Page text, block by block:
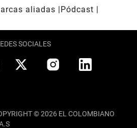
aliadas
Pódcast
SOCIALES
© 2026 EL COLOMBIANO